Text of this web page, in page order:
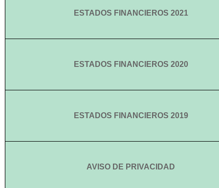
ESTADOS FINANCIEROS 2021
ESTADOS FINANCIEROS 2020
ESTADOS FINANCIEROS 2019
AVISO DE PRIVACIDAD